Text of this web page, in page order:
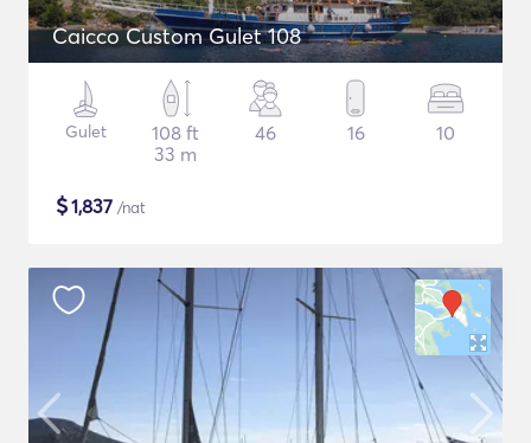
Caicco Custom Gulet 108
Gulet
108 ft
33 m
46 16 10
$1,837 /nat